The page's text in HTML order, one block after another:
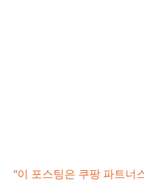
"이 포스팅은 쿠팡 파트너